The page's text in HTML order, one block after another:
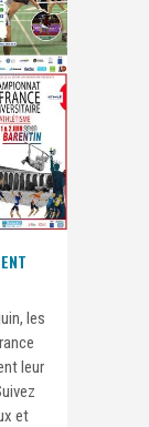
les
leur
et